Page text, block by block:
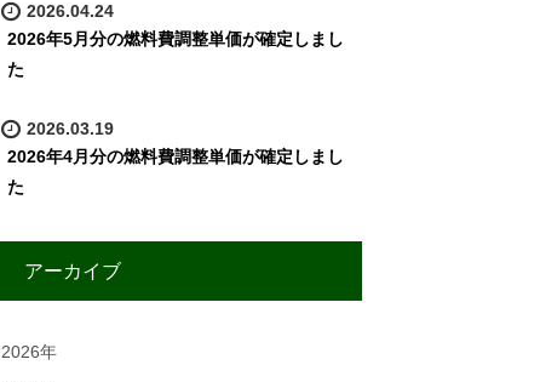
2026.04.24
2026年5月分の燃料費調整単価が確定しまし
た
2026.03.19
2026年4月分の燃料費調整単価が確定しまし
た
アーカイブ
2026年